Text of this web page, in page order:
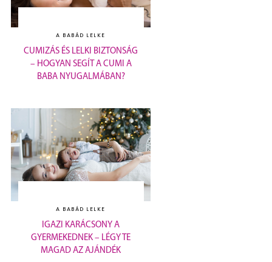
A BABÁD LELKE
CUMIZÁS ÉS LELKI BIZTONSÁG
– HOGYAN SEGÍT A CUMI A
BABA NYUGALMÁBAN?
A BABÁD LELKE
IGAZI KARÁCSONY A
GYERMEKEDNEK – LÉGY TE
MAGAD AZ AJÁNDÉK